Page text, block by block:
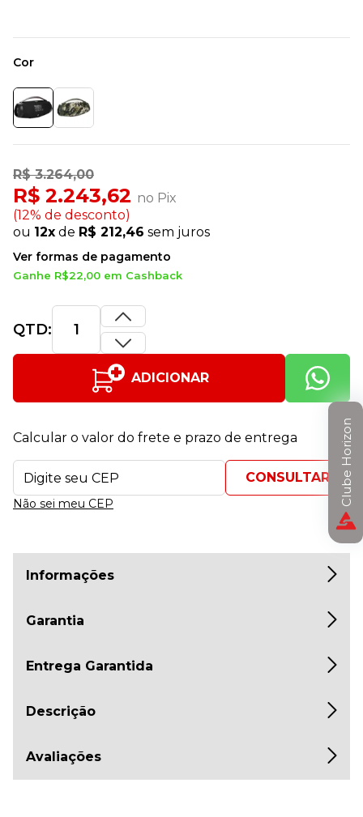
R$ 3.264,00
R$ 2.243,62 no Pix
(12% de desconto)
ou 12x de R$ 212,46 sem juros
Ver formas de pagamento
Ganhe R$22,00 em Cashback
Cor
QTD:
ADICIONAR
Calcular o valor do frete e prazo de entrega
Não sei meu CEP
Informações
Garantia
Entrega Garantida
Descrição
Avaliações
Clube Horizon